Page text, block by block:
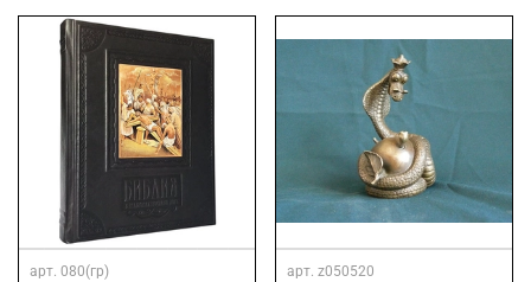
арт. 080(гр) арт. z050520